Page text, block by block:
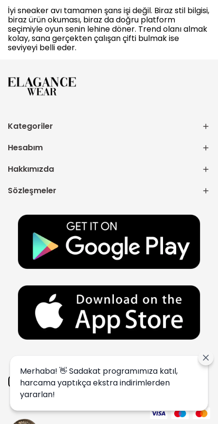
İyi sneaker avı tamamen şans işi değil. Biraz stil bilgisi,
biraz ürün okuması, biraz da doğru platform
seçimiyle oyun senin lehine döner. Trend olanı almak
kolay, sana gerçekten çalışan çifti bulmak ise
seviyeyi belli eder.
Kategoriler
Hesabım
Hakkımızda
Sözleşmeler
Merhaba! 👋 Sadakat programımıza katıl,
harcama yaptıkça ekstra indirimlerden
yararlan!